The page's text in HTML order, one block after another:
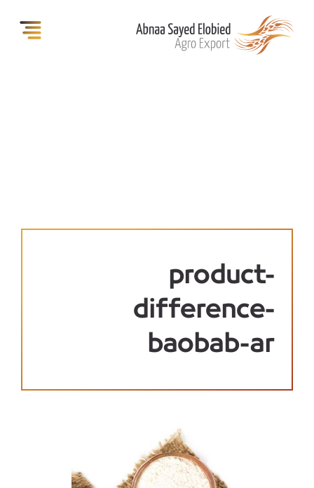
product-
difference-
baobab-ar